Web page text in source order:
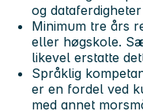
og dataferdigheter
Minimum tre års
eller høgskole.
likevel erstatte
Språklig
er en fordel ved
med annet